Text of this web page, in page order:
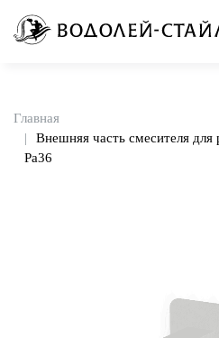
Главная
Внешняя часть смесителя
Pa36